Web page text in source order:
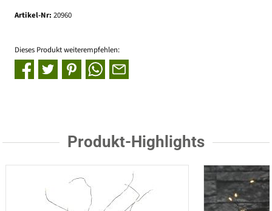
Artikel-Nr: 20960
Dieses Produkt weiterempfehlen:
Produkt-Highlights